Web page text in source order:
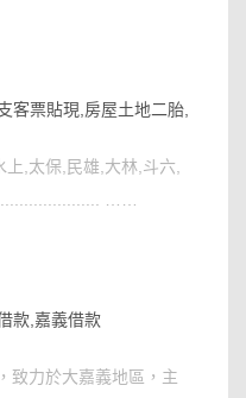
客票貼現,房屋土地二胎,
,太保,民雄,大林,斗六,
……
款,嘉義借款
致力於大嘉義地區，主